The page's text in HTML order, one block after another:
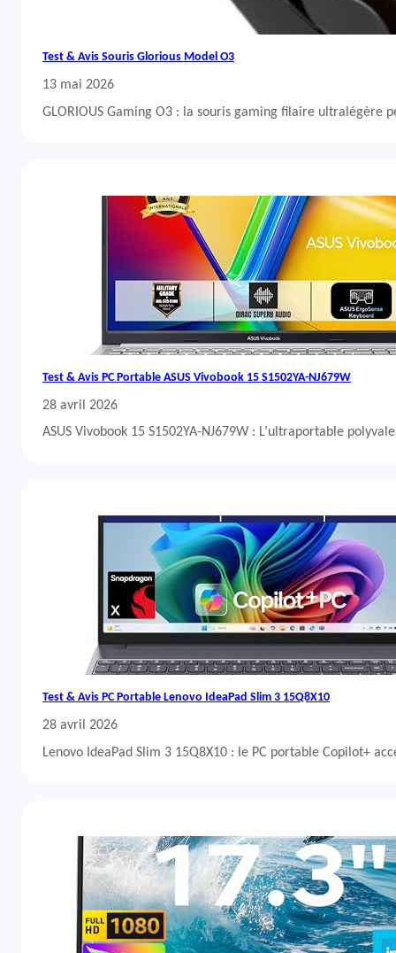
Test & Avis Souris Glorious Model O3
13 mai 2026
GLORIOUS Gaming O3 : la souris gaming filaire ultralégère
Test & Avis PC Portable ASUS Vivobook 15 S1502YA-NJ679W
28 avril 2026
ASUS Vivobook 15 S1502YA-NJ679W : L’ultraportable
Test & Avis PC Portable Lenovo IdeaPad Slim 3 15Q8X10
28 avril 2026
Lenovo IdeaPad Slim 3 15Q8X10 : le PC portable Copilot+